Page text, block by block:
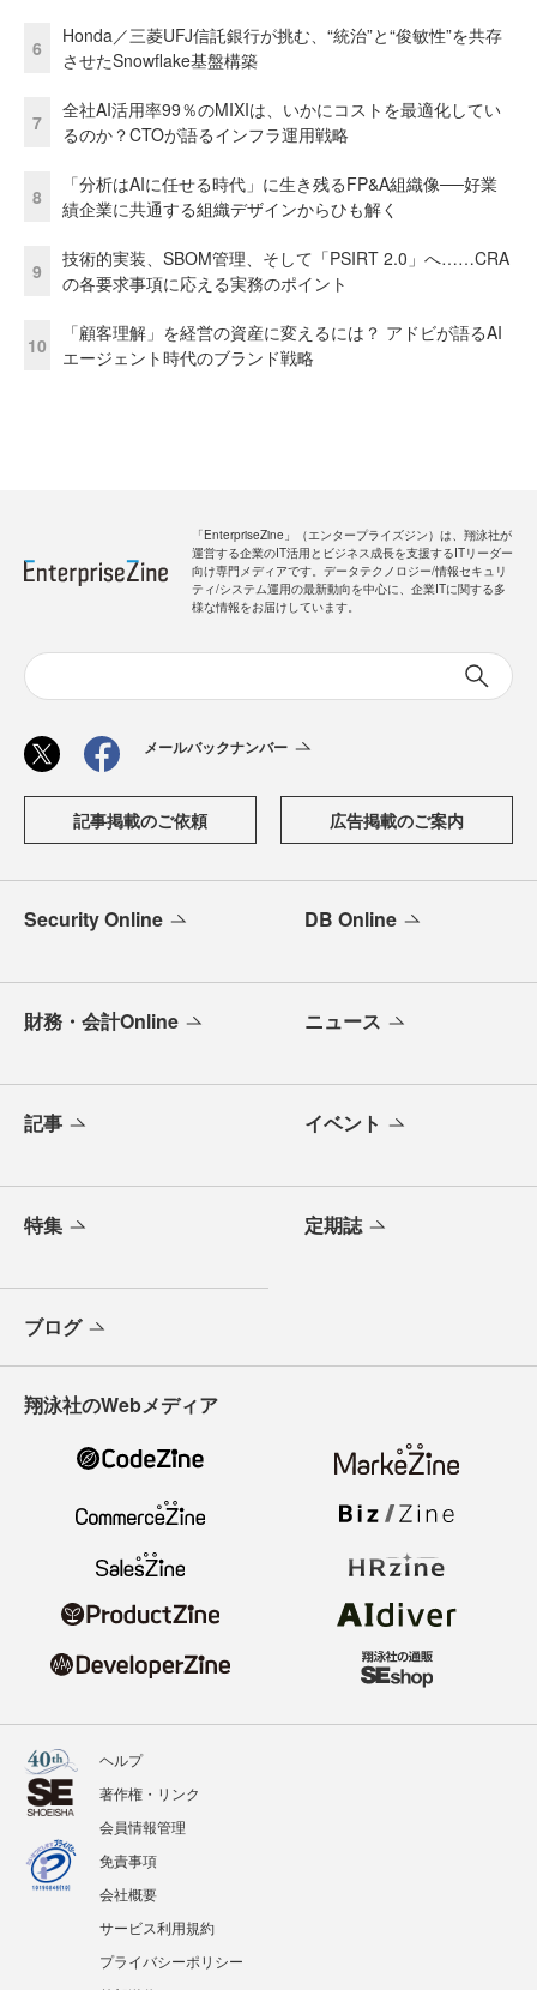
6
Honda／三菱UFJ信託銀行が挑む、“統治”と“俊敏性”を共存
させたSnowflake基盤構築
7
全社AI活用率99％のMIXIは、いかにコストを最適化してい
るのか？CTOが語るインフラ運用戦略
8
「分析はAIに任せる時代」に生き残るFP&A組織像──好業
績企業に共通する組織デザインからひも解く
9
技術的実装、SBOM管理、そして「PSIRT 2.0」へ……CRA
の各要求事項に応える実務のポイント
10
「顧客理解」を経営の資産に変えるには？ アドビが語るAI
エージェント時代のブランド戦略
「EnterpriseZine」（エンタープライズジン）は、翔泳社が
運営する企業のIT活用とビジネス成長を支援するITリーダー
向け専門メディアです。データテクノロジー/情報セキュリ
ティ/システム運用の最新動向を中心に、企業ITに関する多
様な情報をお届けしています。
メールバックナンバー
記事掲載のご依頼 広告掲載のご案内
Security Online DB Online
財務・会計Online ニュース
記事 イベント
特集 定期誌
ブログ
翔泳社のWebメディア
ヘルプ
著作権・リンク
会員情報管理
免責事項
会社概要
サービス利用規約
プライバシーポリシー